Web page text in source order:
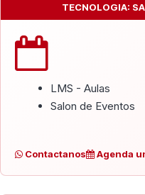
TECNOLOGIA:
LMS - Aulas
Salon de Eventos
Contactanos Agenda